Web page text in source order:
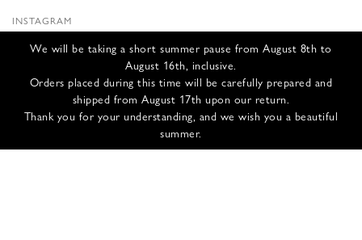
We will be taking a short summer pause from August 8th to
August 16th, inclusive.
Orders placed during this time will be carefully prepared and
shipped from August 17th upon our return.
Thank you for your understanding, and we wish you a beautiful
summer.
INSTAGRAM
INFOS
NOUS CONTACTER
EXPÉDITION ET RETOURS